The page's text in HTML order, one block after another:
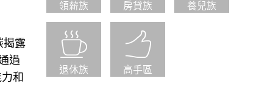
揭露
過
和
領薪族 房貸族 養兒族
退休族 高手區